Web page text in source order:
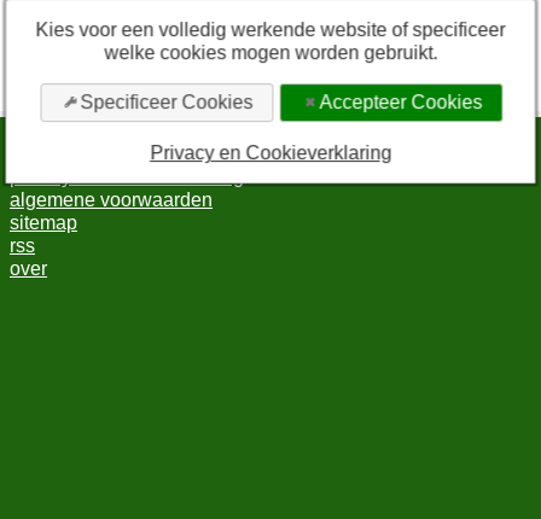
* Vink deze checkbox aan om in te kunnen loggen.
Door in te loggen via sociale media gaat u akkoord met de
algemene voorwaardenen deprivacyverklaring.
bewerk cookie-instellingen
algemene voorwaarden
sitemap
rss
over
Kies voor een volledig werkende website of specificeer
welke cookies mogen worden gebruikt.
Specificeer Cookies Accepteer Cookies
Privacy en Cookieverklaring